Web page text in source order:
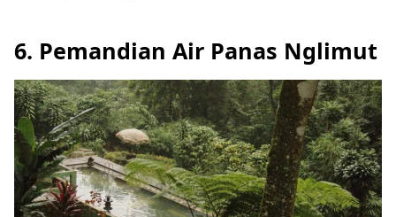
6. Pemandian Air Panas Nglimut